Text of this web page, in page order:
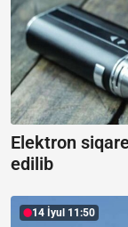
Elektron
edilib
14 İyul 11:50